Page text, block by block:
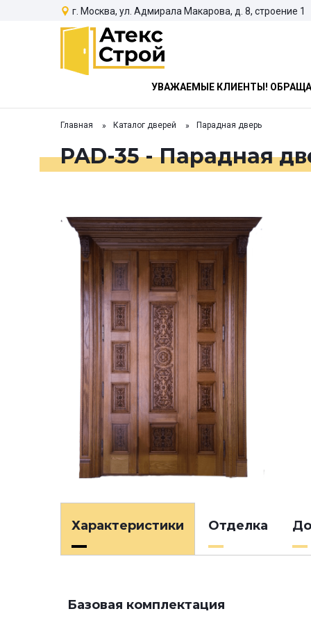
г. Москва, ул. Адмирала Макарова, д. 8, строение 1
УВАЖАЕМЫЕ КЛИЕНТЫ!
Главная Каталог дверей Парадная дверь
PAD-35 - Парадная
Характеристики Отделка
Базовая комплектация